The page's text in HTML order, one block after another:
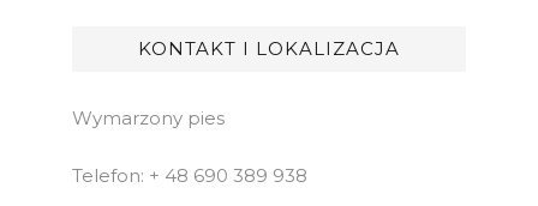
KONTAKT I LOKALIZACJA
Wymarzony pies
Telefon: + 48 690 389 938